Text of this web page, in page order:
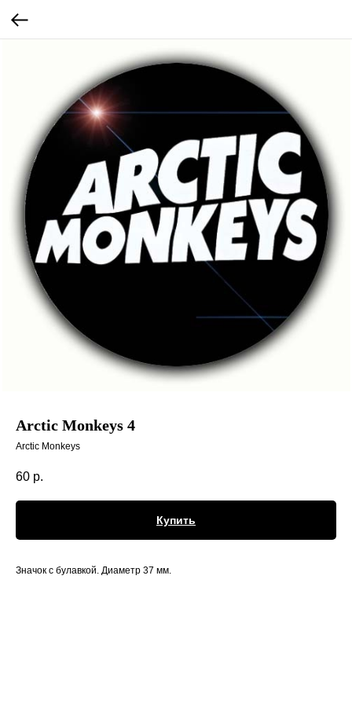
Arctic Monkeys 4
Arctic Monkeys
60 р.
Купить
Значок с булавкой. Диаметр 37 мм.